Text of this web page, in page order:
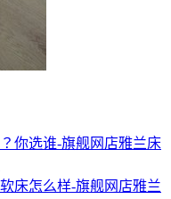
雅兰床
雅兰